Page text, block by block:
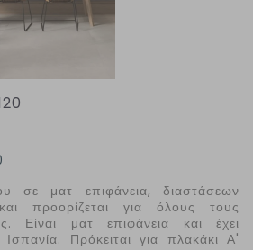
σε ματ επιφάνεια, διαστάσεων
προορίζεται για όλους τους
Είναι ματ επιφάνεια και έχει
Πρόκειται για πλακάκι Α'